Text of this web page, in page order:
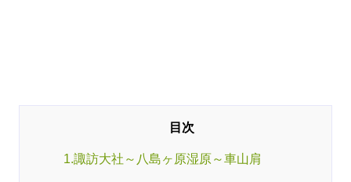
1.諏訪大社～八島ヶ原湿原～車山肩